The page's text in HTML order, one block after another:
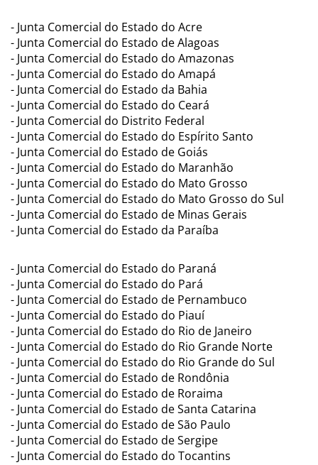
- Junta Comercial do Estado do Acre
- Junta Comercial do Estado de Alagoas
- Junta Comercial do Estado do Amazonas
- Junta Comercial do Estado do Amapá
- Junta Comercial do Estado da Bahia
- Junta Comercial do Estado do Ceará
- Junta Comercial do Distrito Federal
- Junta Comercial do Estado do Espírito Santo
- Junta Comercial do Estado de Goiás
- Junta Comercial do Estado do Maranhão
- Junta Comercial do Estado do Mato Grosso
- Junta Comercial do Estado do Mato Grosso do Sul
- Junta Comercial do Estado de Minas Gerais
- Junta Comercial do Estado da Paraíba
- Junta Comercial do Estado do Paraná
- Junta Comercial do Estado do Pará
- Junta Comercial do Estado de Pernambuco
- Junta Comercial do Estado do Piauí
- Junta Comercial do Estado do Rio de Janeiro
- Junta Comercial do Estado do Rio Grande Norte
- Junta Comercial do Estado do Rio Grande do Sul
- Junta Comercial do Estado de Rondônia
- Junta Comercial do Estado de Roraima
- Junta Comercial do Estado de Santa Catarina
- Junta Comercial do Estado de São Paulo
- Junta Comercial do Estado de Sergipe
- Junta Comercial do Estado do Tocantins